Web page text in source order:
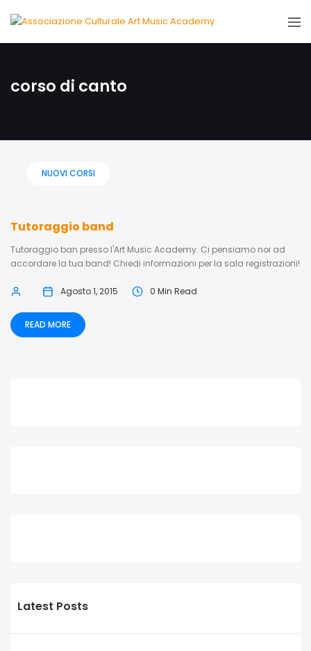
corso di canto
NUOVI CORSI
Tutoraggio band
Tutoraggio ban presso l'Art Music Academy. Ci pensiamo noi ad
accordare la tua band! Chiedi informazioni per la sala registrazioni!
Agosto 1, 2015 0 Min Read
READ MORE
Latest Posts